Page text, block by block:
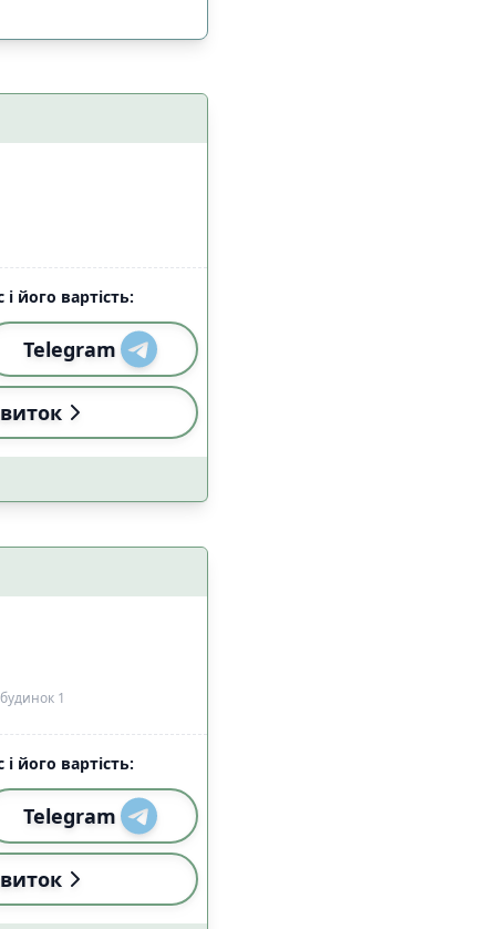
(18:00-22:59) 1
(18:00-22:59) 1
2
2
2
4
його вартість:
Telegram
1
його вартість:
Telegram